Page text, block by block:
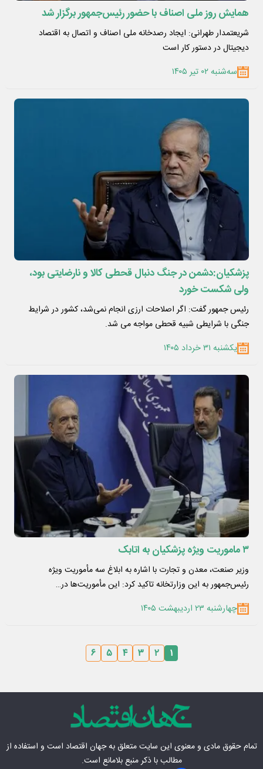
همایش روز ملی اصناف با حضور رئیس‌جمهور برگزار شد
شریعتمدار طهرانی: ایجاد رصدخانه ملی اصناف و اتصال به اقتصاد
دیجیتال در دستور کار است
سه‌شنبه ۰۲ تیر ۱۴۰۵
پزشکیان:دشمن در جنگ دنبال قحطی کالا و نارضایتی بود،
ولی شکست خورد
رئیس جمهور گفت: اگر اصلاحات ارزی انجام نمی‌شد، کشور در شرایط
جنگی با شرایطی شبیه قحطی مواجه می شد.
یکشنبه ۳۱ خرداد ۱۴۰۵
۳ ماموریت ویژه پزشکیان به اتابک
وزیر صنعت، معدن و تجارت با اشاره به ابلاغ سه مأموریت ویژه
رئیس‌جمهور به این وزارتخانه تاکید کرد: این مأموریت‌ها در…
چهارشنبه ۲۳ اردیبهشت ۱۴۰۵
۱ ۲ ۳ ۴ ۵ ۶
تمام حقوق مادی‌ و معنوی این سایت متعلق بهجهان اقتصاد است و استفاده از
مطالب با ذکر منبع بلامانع است.